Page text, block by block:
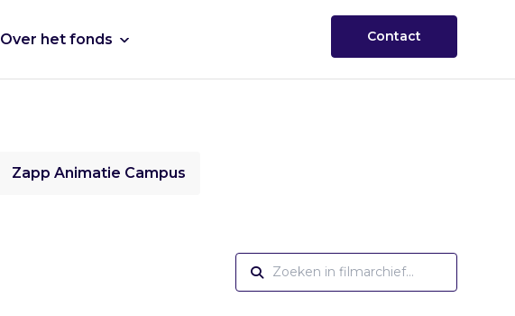
Over het fonds Contact
Zapp Animatie Campus